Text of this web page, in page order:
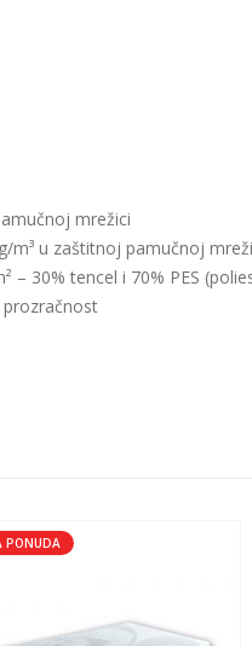
mrežici
m³ u zaštitnoj pamučnoj
30% tencel i 70% PES
PONUDA